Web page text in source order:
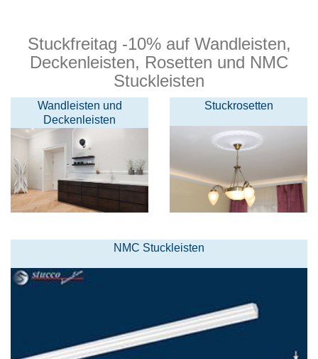
Stuckfreitag -10% auf Wandleisten,
Deckenleisten, Rosetten und NMC
Stuckleisten
Wandleisten und
Deckenleisten
Stuckrosetten
NMC Stuckleisten